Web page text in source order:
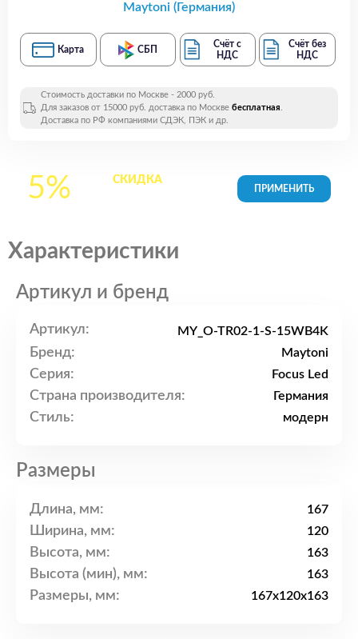
Maytoni (Германия)
Карта СБП
Счёт с
НДС
Счёт без
НДС
Стоимость доставки по Москве - 2000 руб.
Для заказов от 15000 руб. доставка по Москве бесплатная.
Доставка по РФ компаниями СДЭК, ПЭК и др.
5% СКИДКАна все
Характеристики
Артикул и бренд
Артикул: MY_O-TR02-1-S-15WB4K
Бренд: Maytoni
Серия: Focus Led
Страна производителя: Германия
Стиль: модерн
Размеры
Длина, мм: 167
Ширина, мм: 120
Высота, мм: 163
Высота (мин), мм: 163
Размеры, мм: 167x120x163